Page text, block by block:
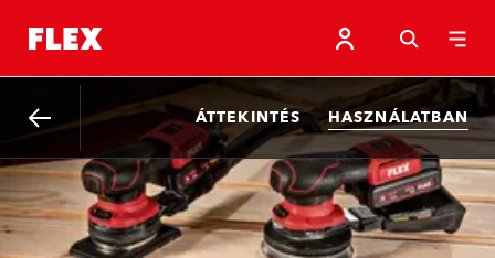
Vissza ÁTTEKINTÉS HASZNÁLATBAN